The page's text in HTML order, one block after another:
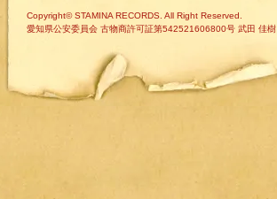
Copyright© STAMINA RECORDS. All Right Reserved.
愛知県公安委員会 古物商許可証第542521606800号 武田 佳樹